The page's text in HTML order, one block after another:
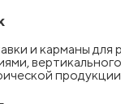
и карманы